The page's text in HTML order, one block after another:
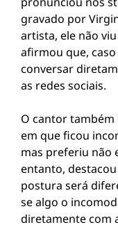
gravado por
artista, ele não
afirmou que,
conversar
as redes sociais.
O cantor também
em que ficou
mas preferiu não
entanto,
postura será
se algo o
diretamente com